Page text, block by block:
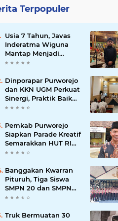
Terpopuler
Usia 7 Tahun, Javas
Inderatma Wiguna
Mantap Menjadi
Dalang Cilik, Sang
Menonton Wayang di
YouTube
Dinporapar Purworejo
dan KKN UGM Perkuat
Sinergi, Praktik Baik
Kecamatan Berdaya
Pemkab Purworejo
Siapkan Parade Kreatif
Semarakkan HUT RI
ke-81, Pendaftaran
Dibuka
Banggakan Kwarran
Pituruh, Tiga Siswa
SMPN 20 dan SMPN
40 Purworejo
Jamnas Cibubur
Truk Bermuatan 30